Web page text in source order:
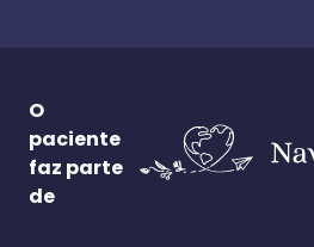
O
paciente
faz parte
de